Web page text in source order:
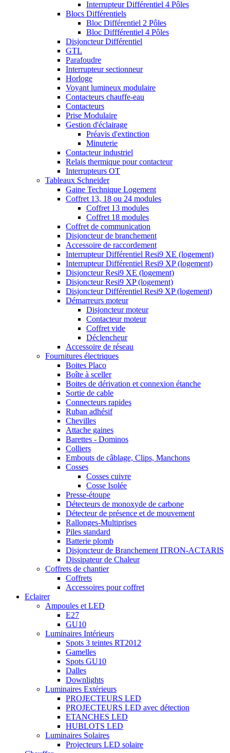
Interrupteur Différentiel 4 Pôles
Blocs Différentiels
Bloc Différentiel 2 Pôles
Bloc Diffférentiel 4 Pôles
Disjoncteur Différentiel
GTL
Parafoudre
Interrupteur sectionneur
Horloge
Voyant lumineux modulaire
Contacteurs chauffe-eau
Contacteurs
Prise Modulaire
Gestion d'éclairage
Préavis d'extinction
Minuterie
Contacteur industriel
Relais thermique pour contacteur
Interrupteurs OT
Tableaux Schneider
Gaine Technique Logement
Coffret 13, 18 ou 24 modules
Coffret 13 modules
Coffret 18 modules
Coffret de communication
Disjoncteur de branchement
Accessoire de raccordement
Interrupteur Différentiel Resi9 XE (logement)
Interrupteur Différentiel Resi9 XP (logement)
Disjoncteur Resi9 XE (logement)
Disjoncteur Resi9 XP (logement)
Disjoncteur Différentiel Resi9 XP (logement)
Démarreurs moteur
Disjoncteur moteur
Contacteur moteur
Coffret vide
Déclencheur
Accessoire de réseau
Fournitures électriques
Boites Placo
Boîte à sceller
Boites de dérivation et connexion étanche
Sortie de cable
Connecteurs rapides
Ruban adhésif
Chevilles
Attache gaines
Barettes - Dominos
Colliers
Embouts de câblage, Clips, Manchons
Cosses
Cosses cuivre
Cosse Isolée
Presse-étoupe
Détecteurs de monoxyde de carbone
Détecteur de présence et de mouvement
Rallonges-Multiprises
Piles standard
Batterie plomb
Disjoncteur de Branchement ITRON-ACTARIS
Dissipateur de Chaleur
Coffrets de chantier
Coffrets
Accessoires pour coffret
Eclairer
Ampoules et LED
E27
GU10
Luminaires Intérieurs
Spots 3 teintes RT2012
Gamelles
Spots GU10
Dalles
Downlights
Luminaires Extérieurs
PROJECTEURS LED
PROJECTEURS LED avec détection
ETANCHES LED
HUBLOTS LED
Luminaires Solaires
Projecteurs LED solaire